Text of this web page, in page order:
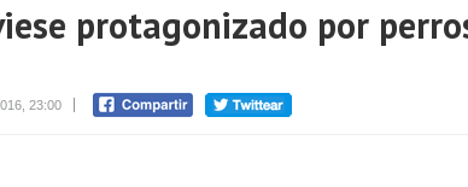
protagonizado por
23:00